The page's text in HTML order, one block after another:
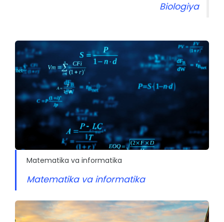
Biologiya
Matematika va informatika
Matematika va informatika